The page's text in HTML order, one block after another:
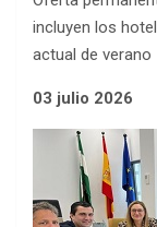
incluyen los
actual de verano
03 julio 2026